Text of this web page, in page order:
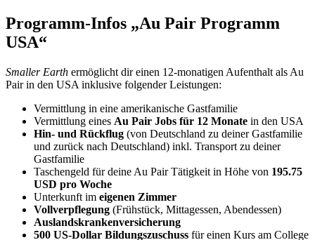
Programm-Infos „Au Pair Programm
USA“
Smaller Earth ermöglicht dir einen 12-monatigen Aufenthalt als Au
Pair in den USA inklusive folgender Leistungen:
Vermittlung in eine amerikanische Gastfamilie
Vermittlung eines Au Pair Jobs für 12 Monate in den USA
Hin- und Rückflug (von Deutschland zu deiner Gastfamilie
und zurück nach Deutschland) inkl. Transport zu deiner
Gastfamilie
Taschengeld für deine Au Pair Tätigkeit in Höhe von 195.75
USD pro Woche
Unterkunft im eigenen Zimmer
Vollverpflegung (Frühstück, Mittagessen, Abendessen)
Auslandskrankenversicherung
500 US-Dollar Bildungszuschuss für einen Kurs am College